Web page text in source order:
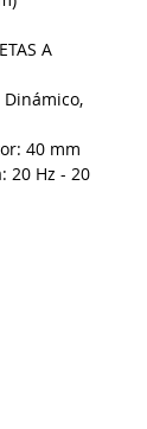
A
40 mm
20 Hz - 20